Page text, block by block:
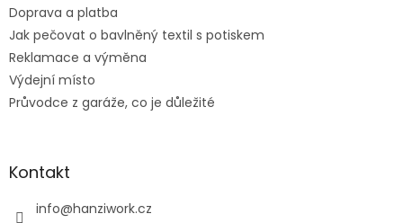
Doprava a platba
Jak pečovat o bavlněný textil s potiskem
Reklamace a výměna
Výdejní místo
Průvodce z garáže, co je důležité
Kontakt
info@hanziwork.cz